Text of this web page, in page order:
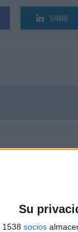
Su
1538 socios
SPAIN PARA
SHARE